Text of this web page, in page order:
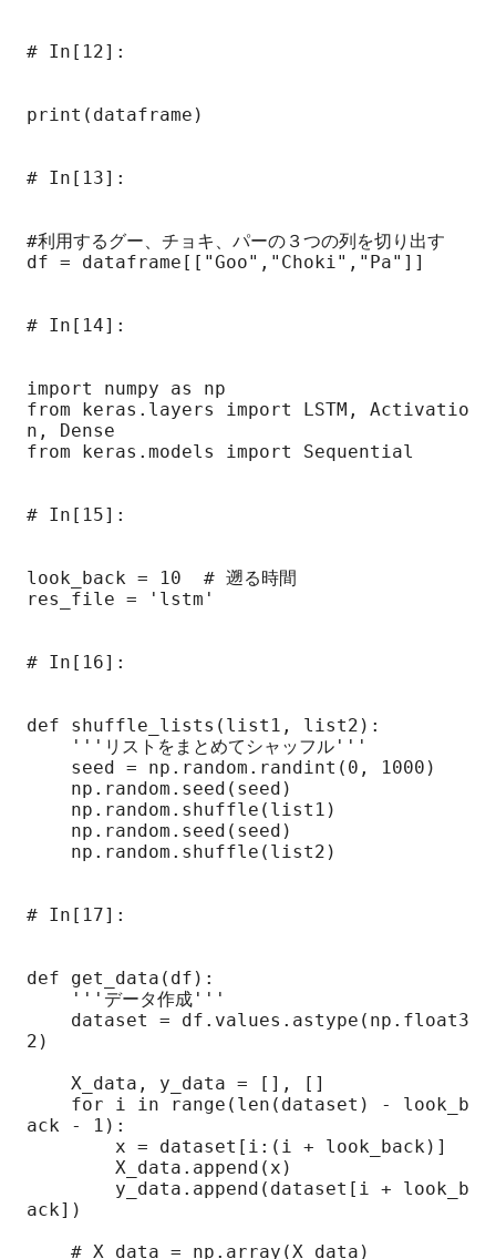
# In[12]:
print(dataframe)
# In[13]:
#利用するグー、チョキ、パーの３つの列を切り出す
df = dataframe[["Goo","Choki","Pa"]]
# In[14]:
import numpy as np
from keras.layers import LSTM, Activatio
n, Dense
from keras.models import Sequential
# In[15]:
look_back = 10  # 遡る時間
res_file = 'lstm'
# In[16]:
def shuffle_lists(list1, list2):
# In[17]:
def get_data(df):
2)
ack - 1):
ack])